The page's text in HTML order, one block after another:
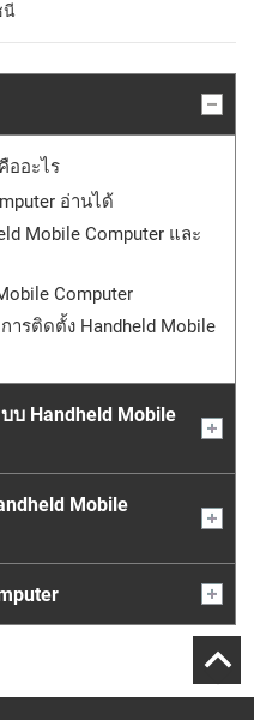
นี
ออะไร
อ่านได้
Mobile Computer และ
Computer
รติดตั้ง Handheld Mobile
บ Handheld Mobile
Mobile